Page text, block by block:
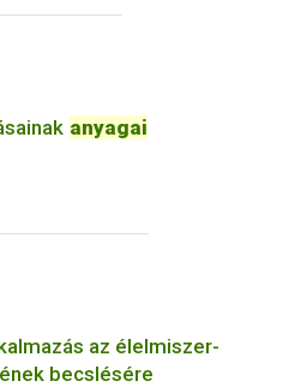
anyagai
az élelmiszer-
becslésére